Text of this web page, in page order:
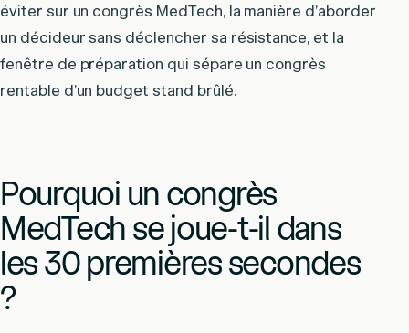
éviter sur un congrès MedTech, la manière d’aborder
un décideur sans déclencher sa résistance, et la
fenêtre de préparation qui sépare un congrès
rentable d’un budget stand brûlé.
Pourquoi un congrès
MedTech se joue-t-il dans
les 30 premières secondes
?